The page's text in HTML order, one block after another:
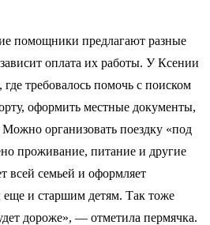
помощники предлагают разные
оплата их работы. У Ксении
требовалось помочь с поиском
оформить местные документы,
организовать поездку «под
проживание, питание и другие
всей семьей и оформляет
еще и старшим детям. Так тоже
дороже», — отметила пермячка.